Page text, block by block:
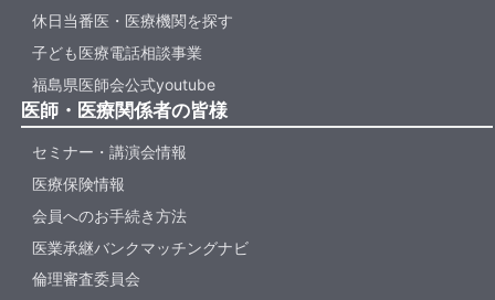
休日当番医・医療機関を探す
子ども医療電話相談事業
福島県医師会公式youtube
医師・医療関係者の皆様
セミナー・講演会情報
医療保険情報
会員へのお手続き方法
医業承継バンクマッチングナビ
倫理審査委員会